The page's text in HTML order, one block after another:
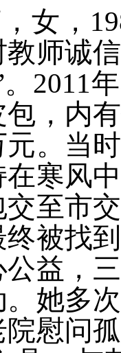
，
师诚
2011
，内
。当
寒风
至市
被找
益，
她多
慰问